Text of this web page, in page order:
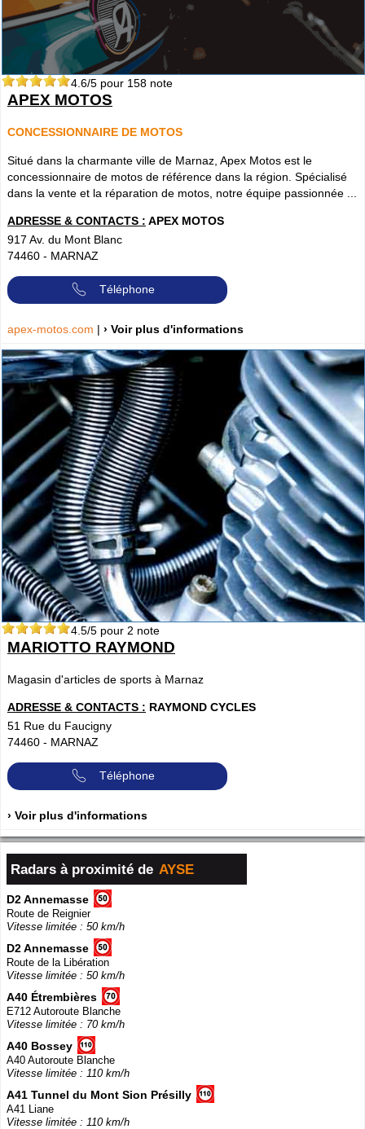
4.6/5 pour 158 note
APEX MOTOS
CONCESSIONNAIRE DE MOTOS
Situé dans la charmante ville de Marnaz, Apex Motos est le
concessionnaire de motos de référence dans la région. Spécialisé
dans la vente et la réparation de motos, notre équipe passionnée ...
ADRESSE & CONTACTS : APEX MOTOS
917 Av. du Mont Blanc
74460 - MARNAZ
Téléphone
apex-motos.com | › Voir plus d'informations
4.5/5 pour 2 note
MARIOTTO RAYMOND
Magasin d'articles de sports à Marnaz
ADRESSE & CONTACTS : RAYMOND CYCLES
51 Rue du Faucigny
74460 - MARNAZ
Téléphone
› Voir plus d'informations
Radars à proximité de AYSE
D2 Annemasse
Route de Reignier
Vitesse limitée : 50 km/h
D2 Annemasse
Route de la Libération
Vitesse limitée : 50 km/h
A40 Étrembières
E712 Autoroute Blanche
Vitesse limitée : 70 km/h
A40 Bossey
A40 Autoroute Blanche
Vitesse limitée : 110 km/h
A41 Tunnel du Mont Sion Présilly
A41 Liane
Vitesse limitée : 110 km/h